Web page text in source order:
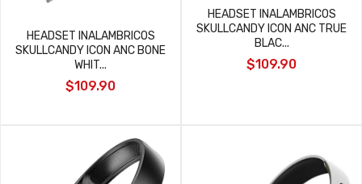
HEADSET INALAMBRICOS
SKULLCANDY ICON ANC BONE
WHIT...
$109.90
HEADSET INALAMBRICOS
SKULLCANDY ICON ANC TRUE
BLAC...
$109.90